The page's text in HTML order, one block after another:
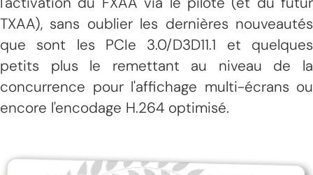
TXAA), sans oublier les dernières nouveautés
que sont les PCIe 3.0/D3D11.1 et quelques
petits plus le remettant au niveau de la
concurrence pour l'affichage multi-écrans ou
encore l'encodage H.264 optimisé.